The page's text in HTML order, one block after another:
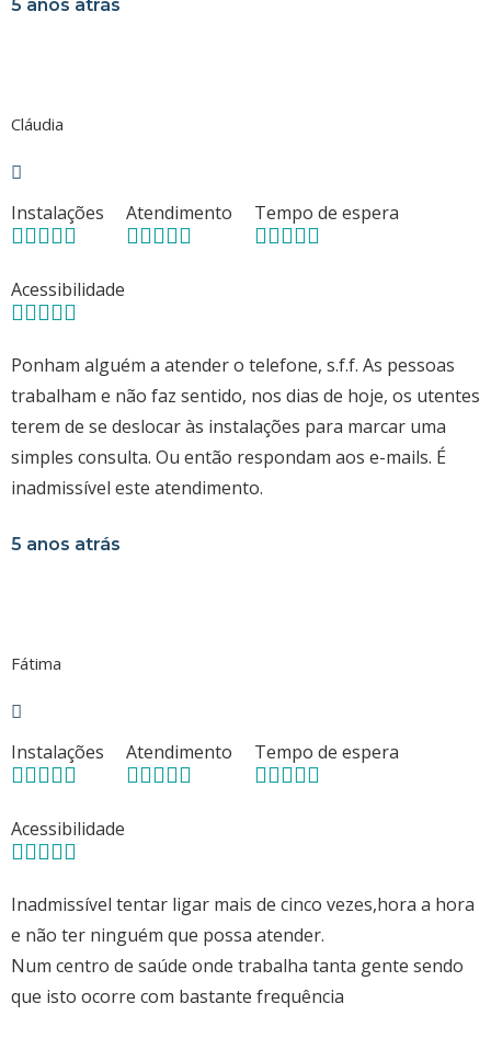
5 anos atrás
Cláudia
Instalações Atendimento Tempo de espera
Acessibilidade
Ponham alguém a atender o telefone, s.f.f. As pessoas
trabalham e não faz sentido, nos dias de hoje, os utentes
terem de se deslocar às instalações para marcar uma
simples consulta. Ou então respondam aos e-mails. É
inadmissível este atendimento.
5 anos atrás
Fátima
Instalações Atendimento Tempo de espera
Acessibilidade
Inadmissível tentar ligar mais de cinco vezes,hora a hora
e não ter ninguém que possa atender.
Num centro de saúde onde trabalha tanta gente sendo
que isto ocorre com bastante frequência